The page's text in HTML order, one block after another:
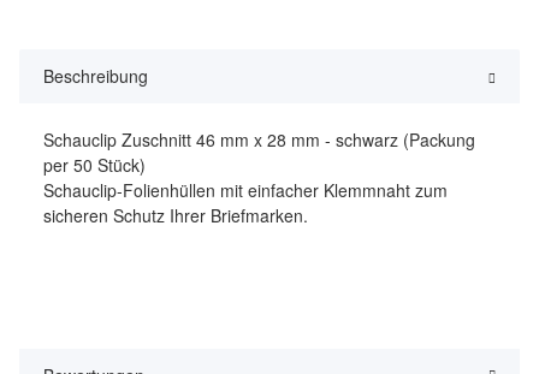
Beschreibung
Schauclip Zuschnitt 46 mm x 28 mm - schwarz (Packung
per 50 Stück)
Schauclip-Folienhüllen mit einfacher Klemmnaht zum
sicheren Schutz Ihrer Briefmarken.